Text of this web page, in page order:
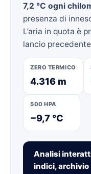
7,2 °C ogni
presenza di
L’aria in quota è
lancio
ZERO TERMICO
4.316 m
500 HPA
−9,7 °C
Analisi
indici,